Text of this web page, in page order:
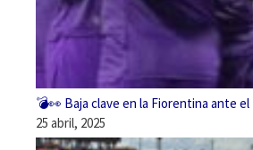
💣👀 Baja clave en la Fiorentina ante
25 abril, 2025